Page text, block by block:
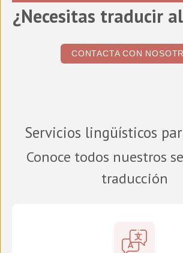
¿Necesitas traducir
CONTACTA CON
Servicios lingüísticos
Conoce todos nuestros
traducción